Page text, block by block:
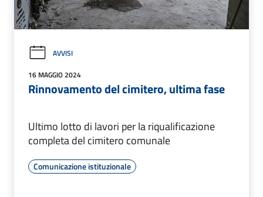
AVVISI
16 MAGGIO 2024
Rinnovamento del cimitero, ultima fase
Ultimo lotto di lavori per la riqualificazione
completa del cimitero comunale
Comunicazione istituzionale